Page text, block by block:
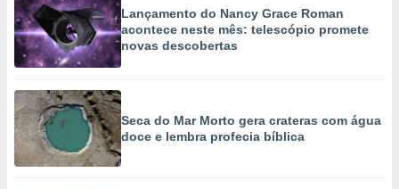
Lançamento do Nancy Grace Roman
acontece neste mês: telescópio promete
novas descobertas
Seca do Mar Morto gera crateras com água
doce e lembra profecia bíblica